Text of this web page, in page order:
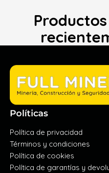
Políticas
Política de privacidad
Términos y condiciones
Política de cookies
Política de garantías y